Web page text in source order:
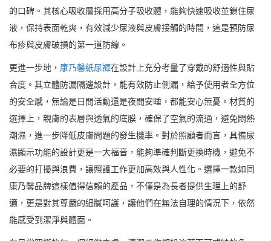
的口碑。其核心吸收層採用高分子吸收體，能夠快速吸收並鎖住尿
液，保持表面乾爽，有效減少尿液與皮膚接觸的時間，這是預防尿
布疹與皮膚破損的第一道防線。
更進一步地， 康乃馨紙尿褲在設計上充分考量了穿戴的舒適性與貼
合度。其立體防漏隔邊設計，能有效防止側漏，給予使用者全方位
的安全感，無論是日間活動還是夜間安睡，都能安心無憂。材質的
選擇上，親膚的表層與透氣的底膜，確保了空氣的流通，避免悶熱
潮濕，進一步降低皮膚問題的發生機率。對於照顧者而言，具備尿
濕顯示功能的設計更是一大福音，能夠準確判斷更換時機，避免不
必要的打擾與浪費，讓照護工作更加高效與人性化。選擇一款如同
康乃馨品牌這樣值得信賴的產品，不僅是為長者提供生理上的舒
適，更是對其尊嚴的細膩呵護，讓他們在無法自理的情況下，依然
能感受到潔淨與體面。